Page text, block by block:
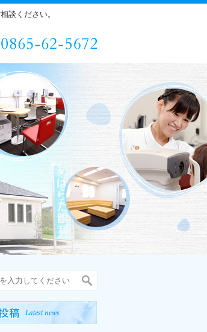
談ください。